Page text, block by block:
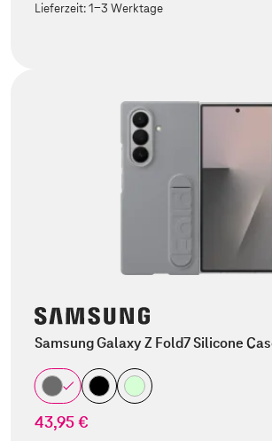
Lieferzeit:1-3 Werktage
Samsung Galaxy Z Fold7 Silicone
43,95 €